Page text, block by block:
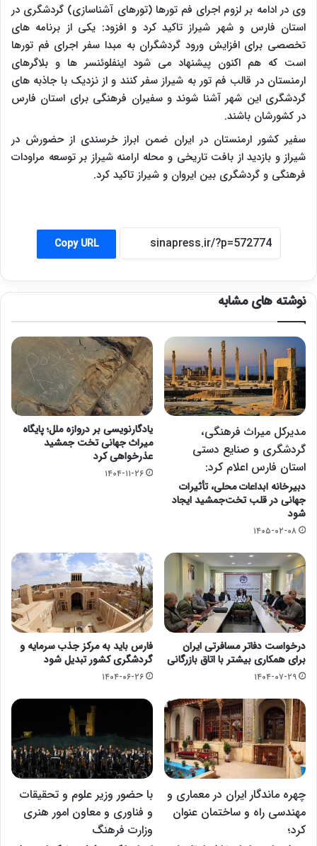
وی در ادامه بر لزوم اجرای فم تورها (تورهای آشناسازی) گردشگری در
استان فارس و شهر شیراز تاکید کرد و افزود: یکی از برنامه های
تخصصی برای افزایش ورود گردشگران به مبدا سفر اجرای فم تورها
است که هم اکنون پیشنهاد می شود اینفلوئنسر ها و بلاگرهای
ارمنستان در قالب فم تور به شیراز سفر کنند و از نزدیک با جاذبه های
گردشگری این شهر آشنا شوند و سفیران فرهنگی برای استان فارس
در کشورشان باشند.
سفیر کشور ارمنستان در ایران ضمن ابراز خرسندی از حضورش در
شیراز و بازدید از بافت تاریخی و محله ارامنه شیراز بر توسعه مراودات
فرهنگی و گردشگری بین ایروان و شیراز تاکید کرد.
Copy URL
نوشته های مشابه
مدیرکل میراث فرهنگی،
گردشگری و صنایع دستی
استان فارس اعلام کرد:
دبیرخانه ابداعات محلی، تأثیرات
جهانی در قلب تخت‌جمشید ایجاد
شود
۱۴۰۵-۰۲-۰۸
یادگارنویسی بر دروازه ملل؛ پایگاه
میراث جهانی تخت جمشید
عذرخواهی کرد
۱۴۰۴-۱۱-۲۶
درخواست دفاتر مسافرتی ایران
برای همکاری بیشتر با اتاق بازرگانی
۱۴۰۴-۰۷-۲۹
فارس باید به مرکز جذب سرمایه و
گردشگری کشور تبدیل شود
۱۴۰۴-۰۶-۲۶
چهره ماندگار ایران در معماری و
مهندسی راه و ساختمان عنوان
کرد؛
با حضور وزیر علوم و تحقیقات
و فناوری و معاون امور هنری
وزارت فرهنگ